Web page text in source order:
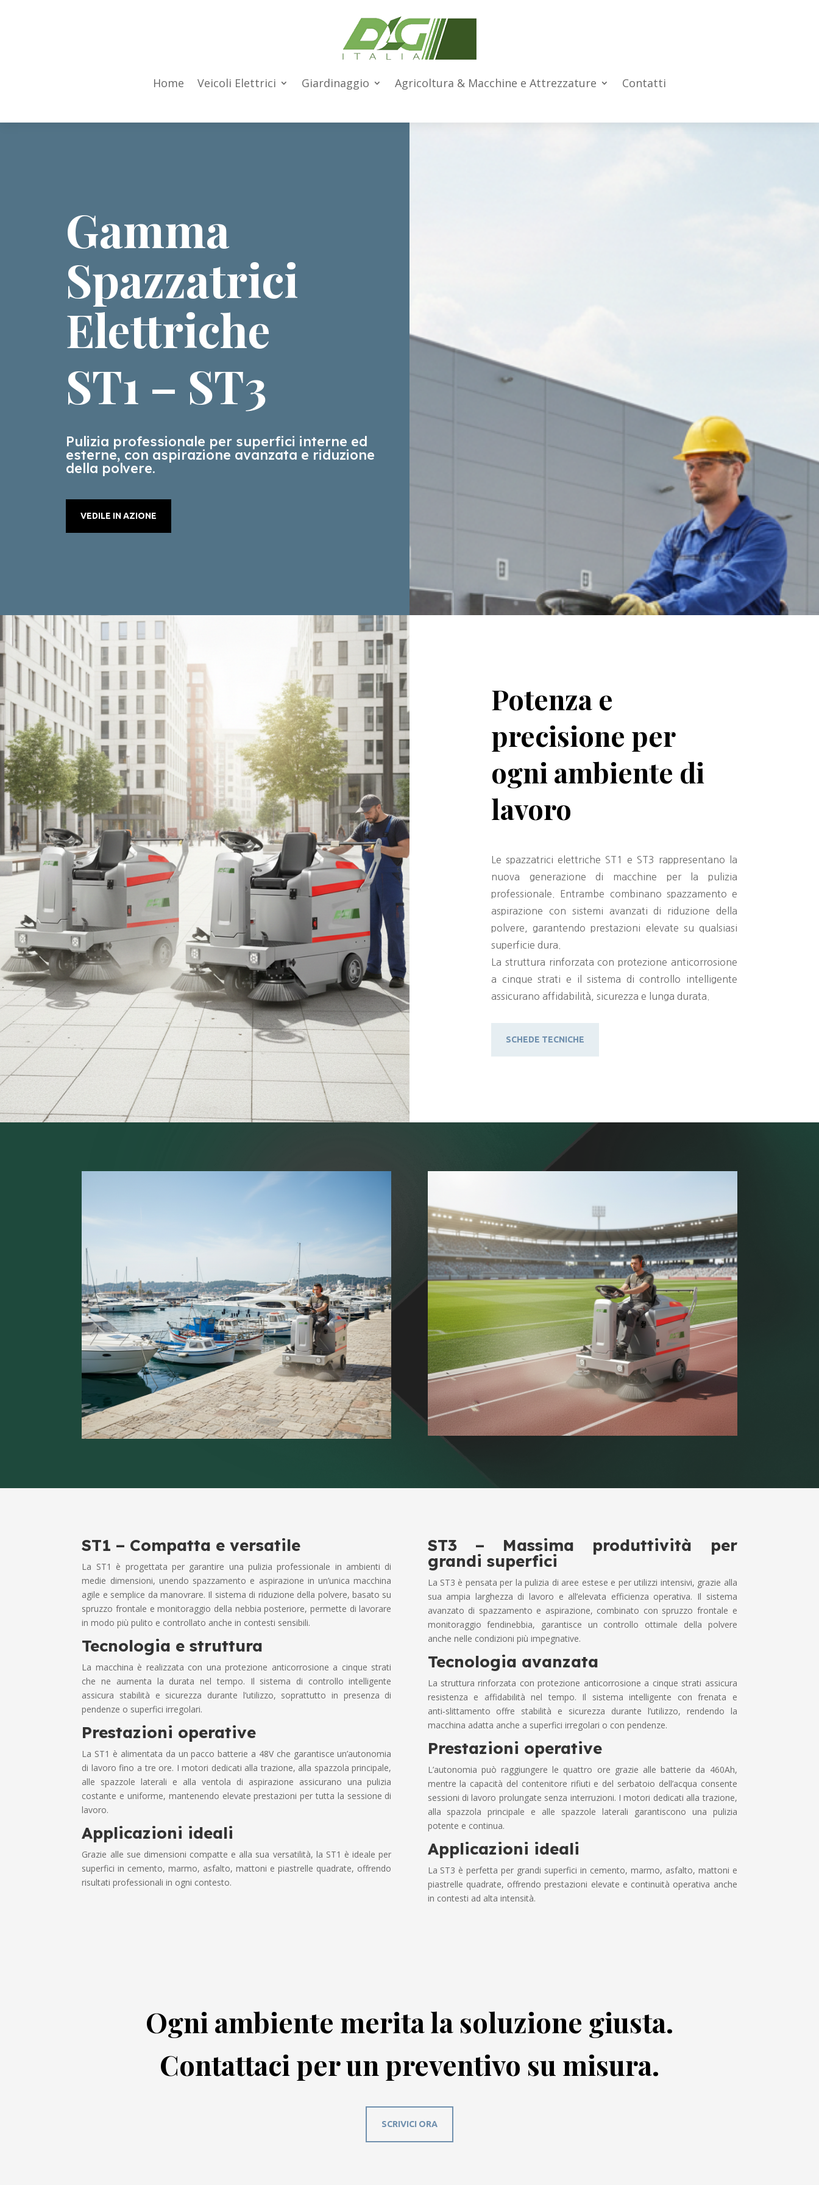
Home Veicoli Elettrici Giardinaggio Agricoltura & Macchine e Attrezzature Contatti
Gamma
Spazzatrici
Elettriche
ST1 – ST3
Pulizia professionale per superfici interne ed
esterne, con aspirazione avanzata e riduzione
della polvere.
VEDILE IN AZIONE
Potenza e
precisione per
ogni ambiente di
lavoro
Le spazzatrici elettriche ST1 e ST3 rappresentano la
nuova generazione di macchine per la pulizia
professionale. Entrambe combinano spazzamento e
aspirazione con sistemi avanzati di riduzione della
polvere, garantendo prestazioni elevate su qualsiasi
superficie dura.
La struttura rinforzata con protezione anticorrosione
a cinque strati e il sistema di controllo intelligente
assicurano affidabilità, sicurezza e lunga durata.
SCHEDE TECNICHE
ST1 – Compatta e versatile
La ST1 è progettata per garantire una pulizia professionale in ambienti di
medie dimensioni, unendo spazzamento e aspirazione in un’unica macchina
agile e semplice da manovrare. Il sistema di riduzione della polvere, basato su
spruzzo frontale e monitoraggio della nebbia posteriore, permette di lavorare
in modo più pulito e controllato anche in contesti sensibili.
Tecnologia e struttura
La macchina è realizzata con una protezione anticorrosione a cinque strati
che ne aumenta la durata nel tempo. Il sistema di controllo intelligente
assicura stabilità e sicurezza durante l’utilizzo, soprattutto in presenza di
pendenze o superfici irregolari.
Prestazioni operative
La ST1 è alimentata da un pacco batterie a 48V che garantisce un’autonomia
di lavoro fino a tre ore. I motori dedicati alla trazione, alla spazzola principale,
alle spazzole laterali e alla ventola di aspirazione assicurano una pulizia
costante e uniforme, mantenendo elevate prestazioni per tutta la sessione di
lavoro.
Applicazioni ideali
Grazie alle sue dimensioni compatte e alla sua versatilità, la ST1 è ideale per
superfici in cemento, marmo, asfalto, mattoni e piastrelle quadrate, offrendo
risultati professionali in ogni contesto.
ST3 – Massima produttività per
grandi superfici
La ST3 è pensata per la pulizia di aree estese e per utilizzi intensivi, grazie alla
sua ampia larghezza di lavoro e all’elevata efficienza operativa. Il sistema
avanzato di spazzamento e aspirazione, combinato con spruzzo frontale e
monitoraggio fendinebbia, garantisce un controllo ottimale della polvere
anche nelle condizioni più impegnative.
Tecnologia avanzata
La struttura rinforzata con protezione anticorrosione a cinque strati assicura
resistenza e affidabilità nel tempo. Il sistema intelligente con frenata e
anti‑slittamento offre stabilità e sicurezza durante l’utilizzo, rendendo la
macchina adatta anche a superfici irregolari o con pendenze.
Prestazioni operative
L’autonomia può raggiungere le quattro ore grazie alle batterie da 460Ah,
mentre la capacità del contenitore rifiuti e del serbatoio dell’acqua consente
sessioni di lavoro prolungate senza interruzioni. I motori dedicati alla trazione,
alla spazzola principale e alle spazzole laterali garantiscono una pulizia
potente e continua.
Applicazioni ideali
La ST3 è perfetta per grandi superfici in cemento, marmo, asfalto, mattoni e
piastrelle quadrate, offrendo prestazioni elevate e continuità operativa anche
in contesti ad alta intensità.
Ogni ambiente merita la soluzione giusta.
Contattaci per un preventivo su misura.
SCRIVICI ORA